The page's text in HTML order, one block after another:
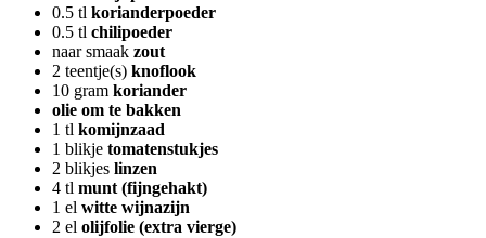
0.5 tl korianderpoeder
0.5 tl chilipoeder
naar smaak zout
2 teentje(s) knoflook
10 gram koriander
olie om te bakken
1 tl komijnzaad
1 blikje tomatenstukjes
2 blikjes linzen
4 tl munt (fijngehakt)
1 el witte wijnazijn
2 el olijfolie (extra vierge)